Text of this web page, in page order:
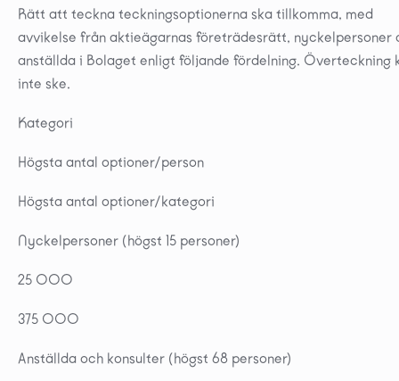
Rätt att teckna teckningsoptionerna ska tillkomma, med
avvikelse från aktieägarnas företrädesrätt, nyckelpersoner
anställda i Bolaget enligt följande fördelning. Överteckning
inte ske.
Kategori
Högsta antal optioner/person
Högsta antal optioner/kategori
Nyckelpersoner (högst 15 personer)
25 000
375 000
Anställda och konsulter (högst 68 personer)